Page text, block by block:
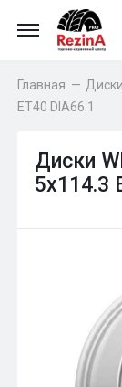
Главная — Диски
ET40 DIA66.1
Диски
5x114.3